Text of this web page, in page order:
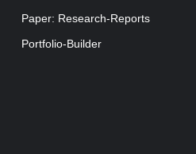
Paper: Research-Reports
Portfolio-Builder